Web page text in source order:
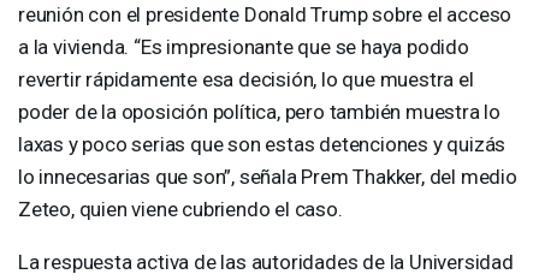
reunión con el presidente Donald Trump sobre el acceso
a la vivienda. “Es impresionante que se haya podido
revertir rápidamente esa decisión, lo que muestra el
poder de la oposición política, pero también muestra lo
laxas y poco serias que son estas detenciones y quizás
lo innecesarias que son”, señala Prem Thakker, del medio
Zeteo, quien viene cubriendo el caso.
La respuesta activa de las autoridades de la Universidad